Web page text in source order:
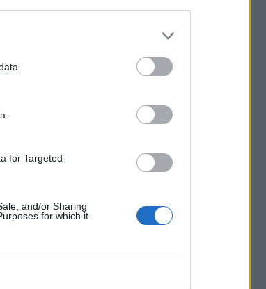
for Targeted
and/or Sharing
for which it